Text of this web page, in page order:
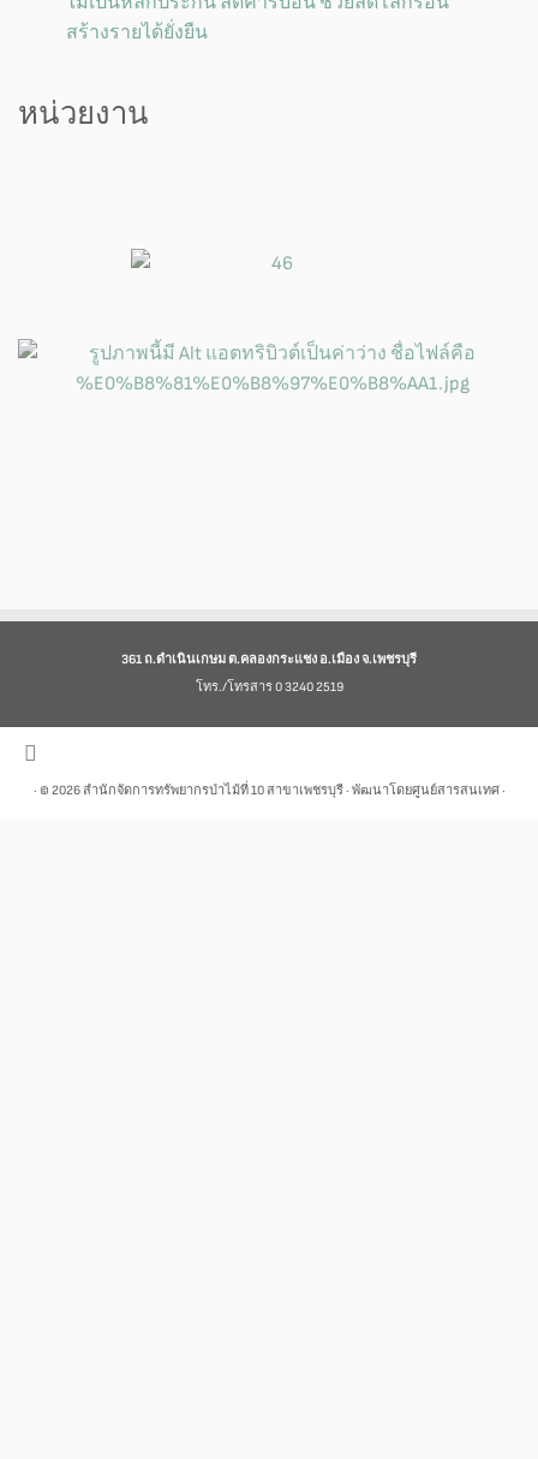
สร้างรายได้ยั่งยืน
หน่วยงาน
361 ถ.ดำเนินเกษม ต.คลองกระแชง อ.เมือง จ.เพชรบุรี
โทร./โทรสาร 0 3240 2519
· © 2026สำนักจัดการทรัพยากรป่าไม้ที่ 10 สาขาเพชรบุรี· พัฒนาโดยศูนย์สารสนเทศ ·